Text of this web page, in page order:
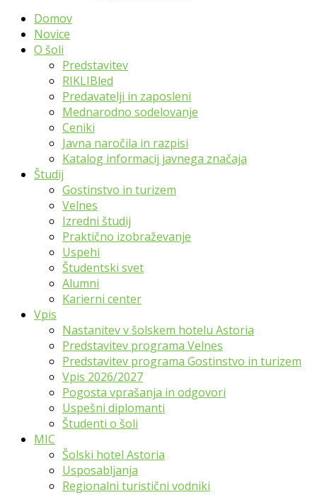
Domov
Novice
O šoli
Predstavitev
RIKLIBled
Predavatelji in zaposleni
Mednarodno sodelovanje
Ceniki
Javna naročila in razpisi
Katalog informacij javnega značaja
Študij
Gostinstvo in turizem
Velnes
Izredni študij
Praktično izobraževanje
Uspehi
Študentski svet
Alumni
Karierni center
Vpis
Nastanitev v šolskem hotelu Astoria
Predstavitev programa Velnes
Predstavitev programa Gostinstvo in turizem
Vpis 2026/2027
Pogosta vprašanja in odgovori
Uspešni diplomanti
Študenti o šoli
MIC
Šolski hotel Astoria
Usposabljanja
Regionalni turistični vodniki